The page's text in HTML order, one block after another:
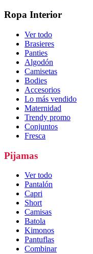
Ropa Interior
Ver todo
Brasieres
Panties
Algodón
Camisetas
Bodies
Accesorios
Lo más vendido
Maternidad
Trendy promo
Conjuntos
Fresca
Pijamas
Ver todo
Pantalón
Capri
Short
Camisas
Batola
Kimonos
Pantuflas
Combinar